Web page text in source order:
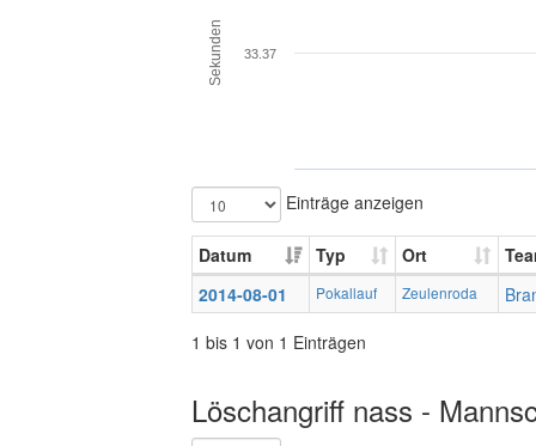
Sekunden 33.37
Einträge anzeigen
Datum Typ Ort
2014-08-01
Pokallauf Zeulenroda
1 bis 1 von 1 Einträgen
Löschangriff nass -